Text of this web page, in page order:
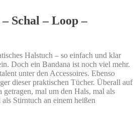
Schal – Loop –
Halstuch – so einfach und klar
Doch ein Bandana ist noch viel mehr.
unter den Accessoires. Ebenso
dieser praktischen Tücher. Überall auf
mal um den Hals, mal als
Stirntuch an einem heißen